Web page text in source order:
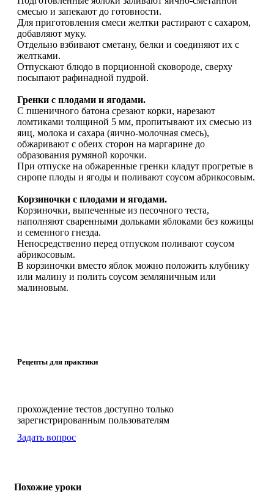
смесью и запекают до готовности.
Для приготовления смеси желтки растирают с сахаром,
добавляют муку.
Отдельно взбивают сметану, белки и соединяют их с
желтками.
Отпускают блюдо в порционной сковороде, сверху
посыпают рафинадной пудрой.
Гренки с плодами и ягодами.
С пшеничного батона срезают корки, нарезают
ломтиками толщиной 5 мм, пропитывают их смесью из
яиц, молока и сахара (яично-молочная смесь),
обжаривают с обеих сторон на маргарине до
образования румяной корочки.
При отпуске на обжаренные гренки кладут прогретые в
сиропе плоды и ягоды и поливают соусом абрикосовым.
Корзиночки с плодами и ягодами.
Корзиночки, выпеченные из песочного теста,
наполняют сваренными дольками яблоками без кожицы
и семенного гнезда.
Непосредственно перед отпуском поливают соусом
абрикосовым.
В корзиночки вместо яблок можно положить клубнику
или малину и полить соусом земляничным или
малиновым.
Рецепты для практики
прохождение тестов доступно только
зарегистрированным пользователям
Задать вопрос
Похожие уроки